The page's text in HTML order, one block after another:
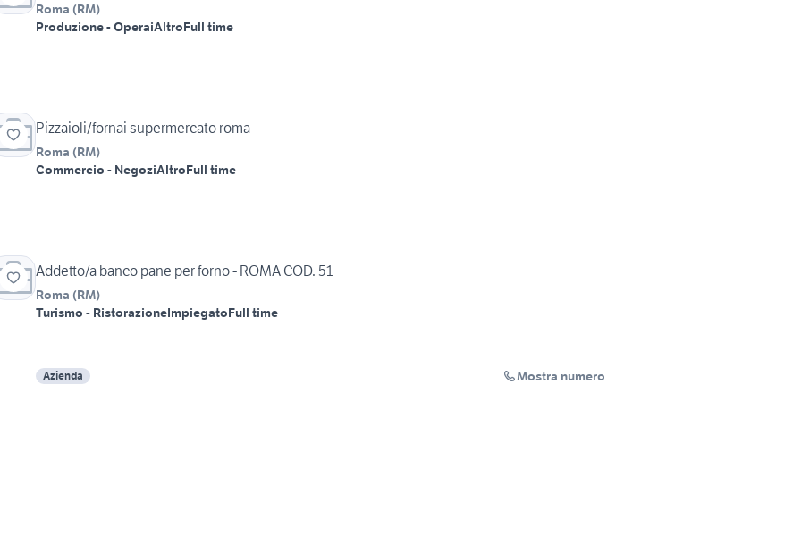
Roma (RM)
Produzione - OperaiAltroFull time
Pizzaioli/fornai supermercato roma
Roma (RM)
Commercio - NegoziAltroFull time
Addetto/a banco pane per forno - ROMA COD. 51
Roma (RM)
Turismo - RistorazioneImpiegatoFull time
Azienda Mostra numero